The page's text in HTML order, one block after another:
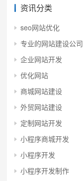
资讯分类
seo网站优化
专业的网站建设公司
企业网站开发
优化网站
商城网站建设
外贸网站建设
定制网站开发
小程序商城开发
小程序开发
小程序开发制作